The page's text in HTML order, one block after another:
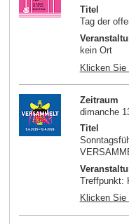
Titel
Tag der
kein Ort
Klicken Sie
Zeitraum
dimanche
Titel
Treffpunkt:
Klicken Sie